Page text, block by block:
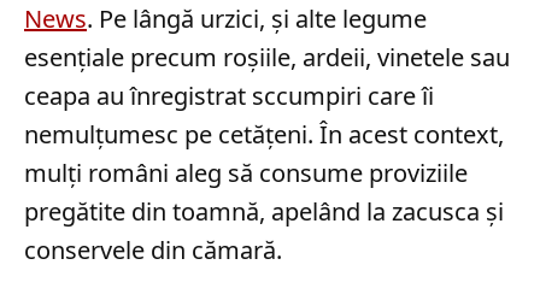
News. Pe lângă urzici, și alte legume
esențiale precum roșiile, ardeii, vinetele sau
ceapa au înregistrat sccumpiri care îi
nemulțumesc pe cetățeni. În acest context,
mulți români aleg să consume proviziile
pregătite din toamnă, apelând la zacusca și
conservele din cămară.